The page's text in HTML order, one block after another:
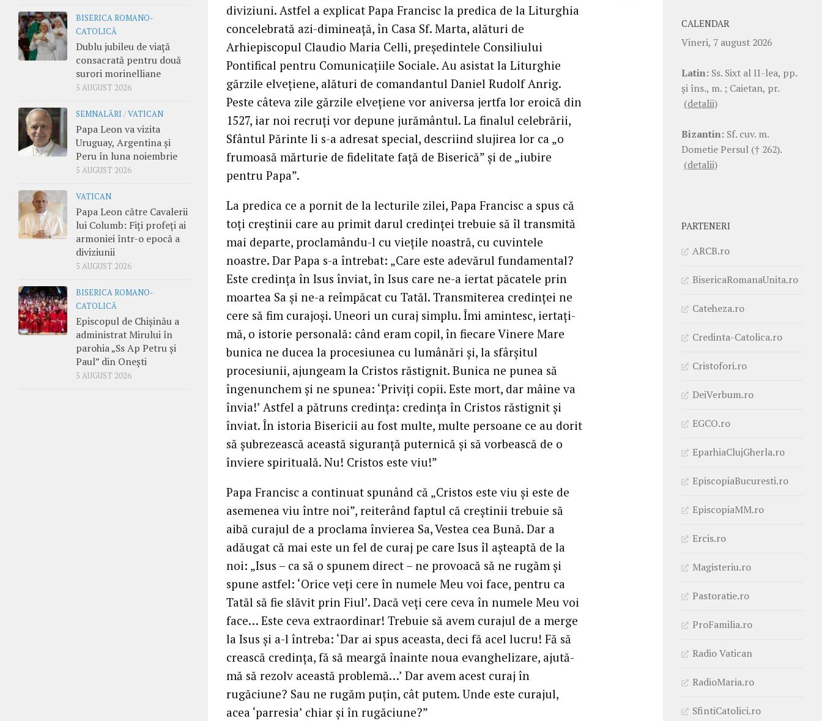
diviziuni. Astfel a explicat Papa Francisc la predica de la Liturghia
concelebrată azi-dimineaţă, în Casa Sf. Marta, alături de
Arhiepiscopul Claudio Maria Celli, preşedintele Consiliului
Pontifical pentru Comunicaţiile Sociale. Au asistat la Liturghie
gărzile elveţiene, alături de comandantul Daniel Rudolf Anrig.
Peste câteva zile gărzile elveţiene vor aniversa jertfa lor eroică din
1527, iar noi recruţi vor depune jurământul. La finalul celebrării,
Sfântul Părinte li s-a adresat special, descriind slujirea lor ca „o
frumoasă mărturie de fidelitate faţă de Biserică” şi de „iubire
pentru Papa”.
La predica ce a pornit de la lecturile zilei, Papa Francisc a spus că
toţi creştinii care au primit darul credinţei trebuie să îl transmită
mai departe, proclamându-l cu vieţile noastră, cu cuvintele
noastre. Dar Papa s-a întrebat: „Care este adevărul fundamental?
Este credinţa în Isus înviat, în Isus care ne-a iertat păcatele prin
moartea Sa şi ne-a reîmpăcat cu Tatăl. Transmiterea credinţei ne
cere să fim curajoşi. Uneori un curaj simplu. Îmi amintesc, iertaţi-
mă, o istorie personală: când eram copil, în fiecare Vinere Mare
bunica ne ducea la procesiunea cu lumânări şi, la sfârşitul
procesiunii, ajungeam la Cristos răstignit. Bunica ne punea să
îngenunchem şi ne spunea: ‘Priviţi copii. Este mort, dar mâine va
învia!’ Astfel a pătruns credinţa: credinţa în Cristos răstignit şi
înviat. În istoria Bisericii au fost multe, multe persoane ce au dorit
să şubrezească această siguranţă puternică şi să vorbească de o
înviere spirituală. Nu! Cristos este viu!”
Papa Francisc a continuat spunând că „Cristos este viu şi este de
asemenea viu între noi”, reiterând faptul că creştinii trebuie să
aibă curajul de a proclama învierea Sa, Vestea cea Bună. Dar a
adăugat că mai este un fel de curaj pe care Isus îl aşteaptă de la
noi: „Isus – ca să o spunem direct – ne provoacă să ne rugăm şi
spune astfel: ‘Orice veţi cere în numele Meu voi face, pentru ca
Tatăl să fie slăvit prin Fiul’. Dacă veţi cere ceva în numele Meu voi
face… Este ceva extraordinar! Trebuie să avem curajul de a merge
la Isus şi a-l întreba: ‘Dar ai spus aceasta, deci fă acel lucru! Fă să
crească credinţa, fă să meargă înainte noua evanghelizare, ajută-
mă să rezolv această problemă…’ Dar avem acest curaj în
rugăciune? Sau ne rugăm puţin, cât putem. Unde este curajul,
acea ‘parresia’ chiar şi în rugăciune?”
BISERICA ROMANO-
CATOLICĂ
Dublu jubileu de viață
consacrată pentru două
surori morinelliane
5 AUGUST 2026
SEMNALĂRI /VATICAN
Papa Leon va vizita
Uruguay, Argentina și
Peru în luna noiembrie
5 AUGUST 2026
VATICAN
Papa Leon către Cavalerii
lui Columb: Fiți profeți ai
armoniei într-o epocă a
diviziunii
5 AUGUST 2026
BISERICA ROMANO-
CATOLICĂ
Episcopul de Chișinău a
administrat Mirului în
parohia „Ss Ap Petru și
Paul” din Onești
5 AUGUST 2026
CALENDAR
Vineri, 7 august 2026
Latin: Ss. Sixt al II-lea, pp.
şi îns., m. ; Caietan, pr.
(detalii)
Bizantin: Sf. cuv. m.
Dometie Persul († 262).
(detalii)
PARTENERI
ARCB.ro
BisericaRomanaUnita.ro
Cateheza.ro
Credinta-Catolica.ro
Cristofori.ro
DeiVerbum.ro
EGCO.ro
EparhiaClujGherla.ro
EpiscopiaBucuresti.ro
EpiscopiaMM.ro
Ercis.ro
Magisteriu.ro
Pastoratie.ro
ProFamilia.ro
Radio Vatican
RadioMaria.ro
SfintiCatolici.ro